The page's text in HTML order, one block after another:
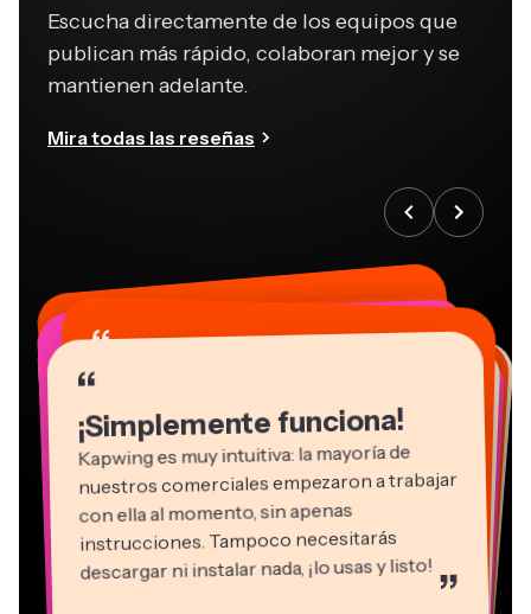
publican más rápido, colaboran mejor y se
mantienen adelante.
Mira todas las reseñas
“
¡Simplemente funciona!
Kapwing es muy intuitiva: la mayoría de
nuestros comerciales empezaron a trabajar
con ella al momento, sin apenas
instrucciones. Tampoco necesitarás
descargar ni instalar nada, ¡lo usas y listo!
“
“ “
“ “
“
“
“